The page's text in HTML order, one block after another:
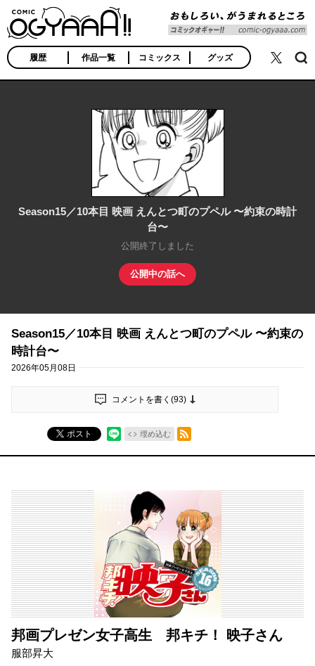
COMIC OGYAAA!!
おもしろい、がうま
れるところ
履歴 作品一覧 コミックス グッズ 公式X検索
Season15／10本目 映画 えんとつ町のプペル 〜約束の時計
台〜
公開終了しました
公開中の話へ
Season15／10本目 映画 えんとつ町のプペル 〜約束の
時計台〜
2026年05月08日
コメントを書く(93)
ポスト 埋め込む
RSSフィード
邦画プレゼン女子高生 邦キチ！ 映子さん
服部昇大